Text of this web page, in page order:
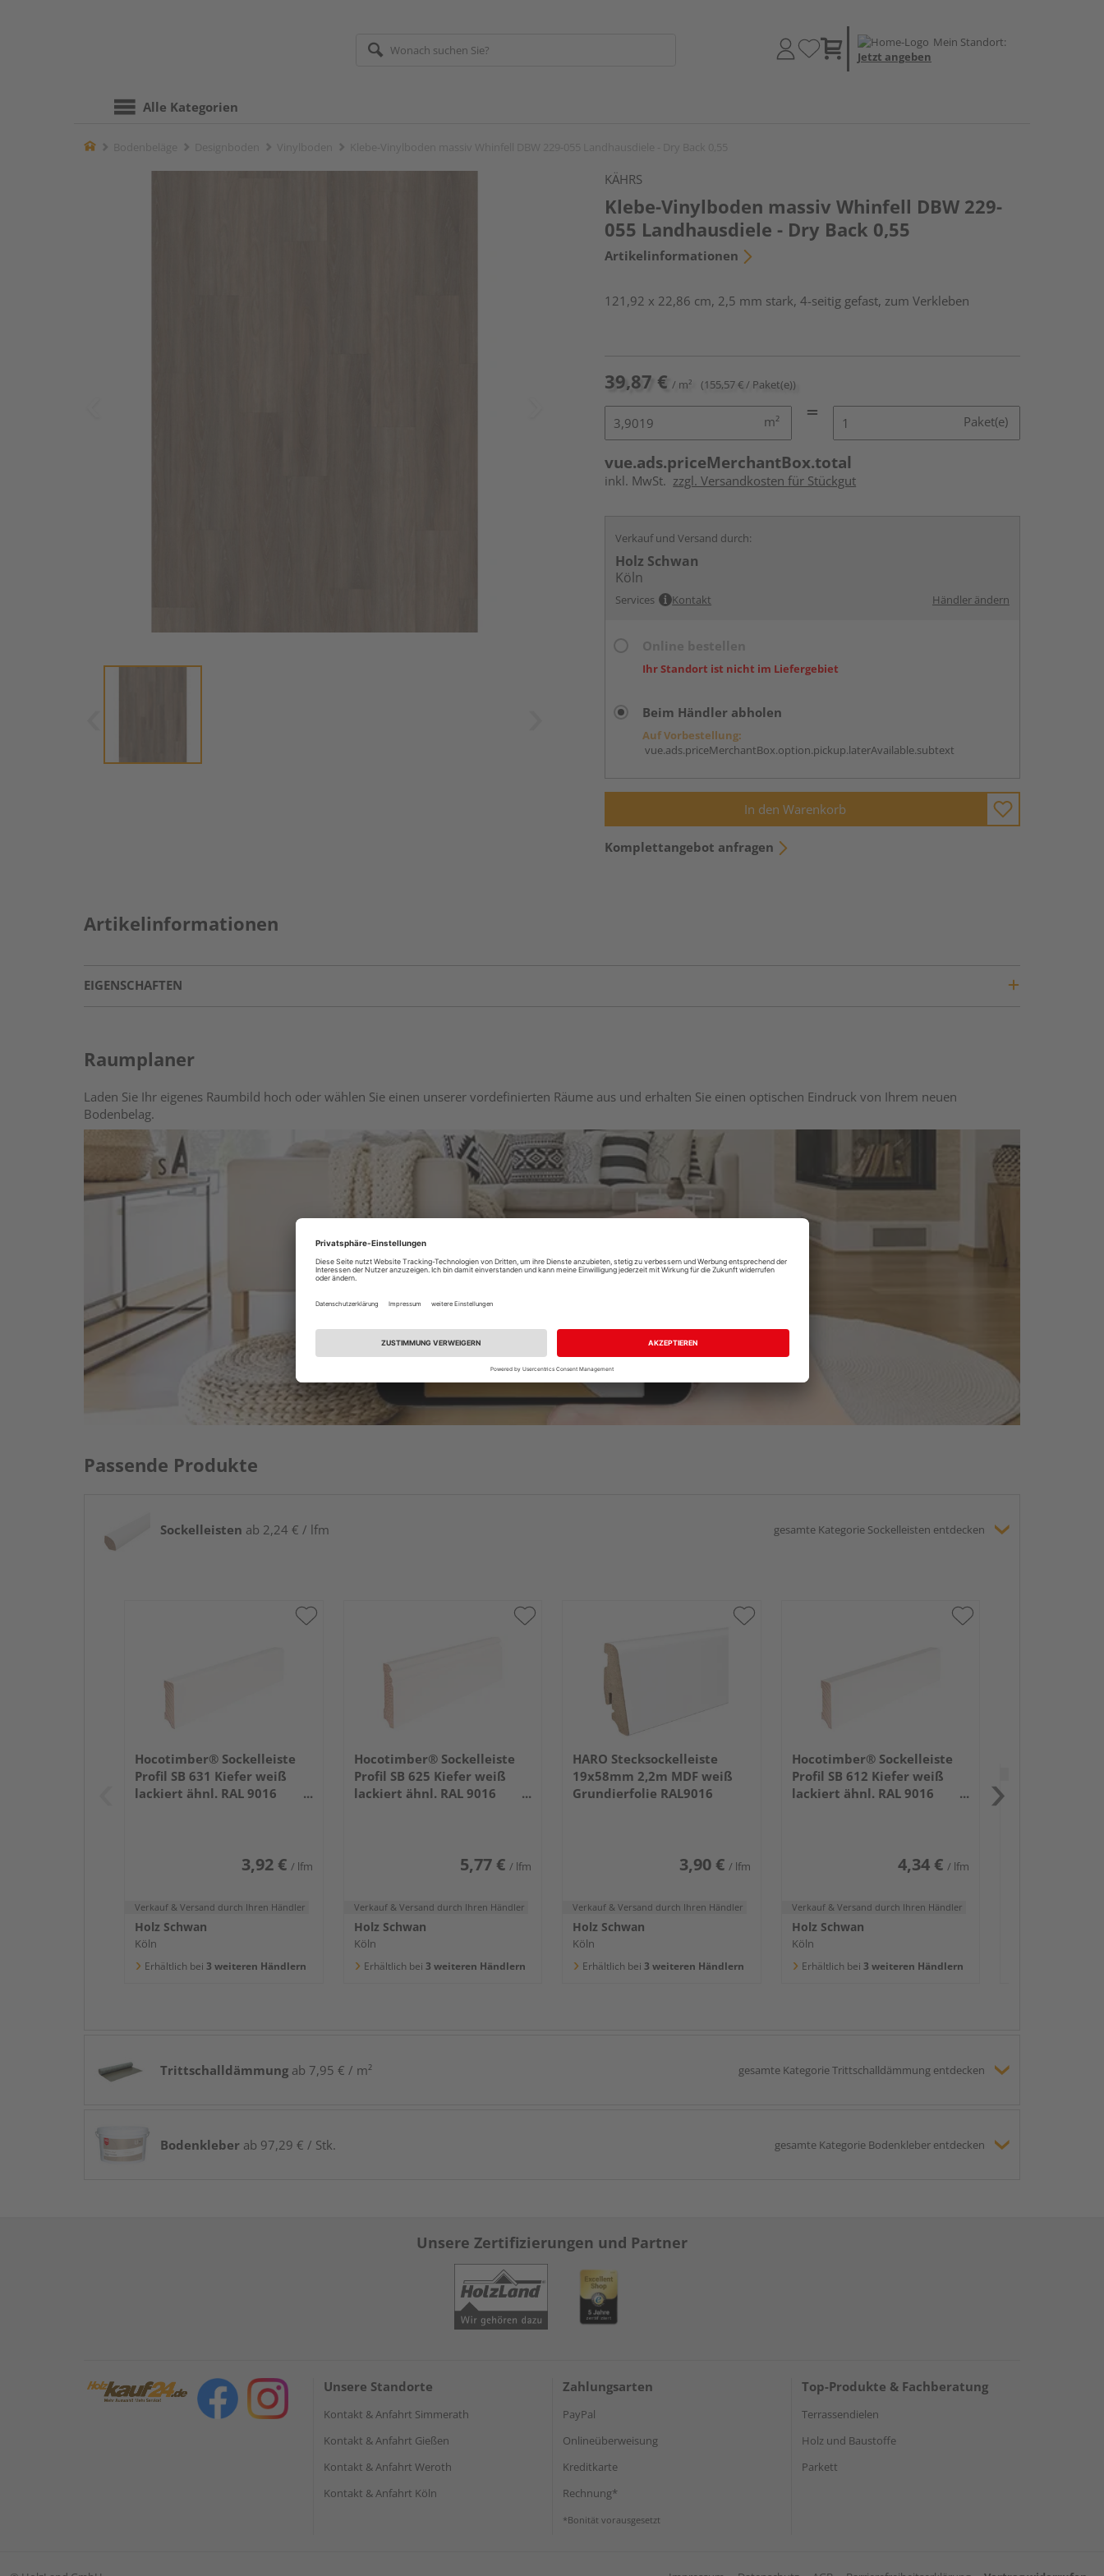
Mein Standort:
Jetzt angeben
Alle Kategorien
Home
KÄHRS
Klebe-Vinylboden massiv Whinfell DBW 229-
055 Landhausdiele - Dry Back 0,55
Artikelinformationen
121,92 x 22,86 cm, 2,5 mm stark, 4-seitig gefast, zum Verkleben
39,87 € / m² (155,57 € / Paket(e))
m² Paket(e)
vue.ads.priceMerchantBox.total
inkl. MwSt. zzgl. Versandkosten für Stückgut
Verkauf und Versand durch:
Holz Schwan
Köln
Services Kontakt Händler ändern
Ihr Standort ist nicht im Liefergebiet
Beim Händler abholen
Auf Vorbestellung:
vue.ads.priceMerchantBox.option.pickup.laterAvailable.subtext
In den Warenkorb
Komplettangebot anfragen
Artikelinformationen
EIGENSCHAFTEN
Raumplaner
Laden Sie Ihr eigenes Raumbild hoch oder wählen Sie einen unserer vordefinierten Räume aus und erhalten Sie einen optischen Eindruck von Ihrem neuen
Bodenbelag.
Raumplaner
Passende Produkte
Sockelleisten ab 2,24 € / lfm gesamte Kategorie Sockelleisten entdecken
Hocotimber® Sockelleiste
Profil SB 631 Kiefer weiß
lackiert ähnl. RAL 9016
3,92 € / lfm
Verkauf & Versand durch Ihren Händler
Holz Schwan
Köln
Erhältlich bei 3 weiteren Händlern
Hocotimber® Sockelleiste
Profil SB 625 Kiefer weiß
lackiert ähnl. RAL 9016
5,77 € / lfm
Verkauf & Versand durch Ihren Händler
Holz Schwan
Köln
Erhältlich bei 3 weiteren Händlern
HARO Stecksockelleiste
19x58mm 2,2m MDF weiß
Grundierfolie RAL9016
3,90 € / lfm
Verkauf & Versand durch Ihren Händler
Holz Schwan
Köln
Erhältlich bei 3 weiteren Händlern
Hocotimber® Sockelleiste
Profil SB 612 Kiefer weiß
lackiert ähnl. RAL 9016
4,34 € / lfm
Verkauf & Versand durch Ihren Händler
Holz Schwan
Köln
Erhältlich bei 3 weiteren Händlern
Trittschalldämmung ab 7,95 € / m² gesamte Kategorie Trittschalldämmung entdecken
Bodenkleber ab 97,29 € / Stk. gesamte Kategorie Bodenkleber entdecken
Unsere Zertifizierungen und Partner
Unsere Standorte
Kontakt & Anfahrt Simmerath
Kontakt & Anfahrt Gießen
Kontakt & Anfahrt Weroth
Kontakt & Anfahrt Köln
Zahlungsarten
PayPal
Onlineüberweisung
Kreditkarte
Rechnung*
*Bonität vorausgesetzt
Top-Produkte & Fachberatung
Terrassendielen
Holz und Baustoffe
Parkett